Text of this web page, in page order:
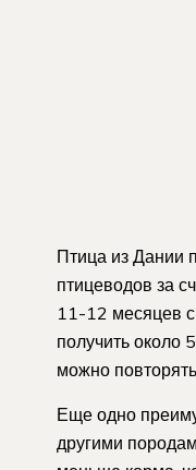
Птица из Дании
птицеводов за
11-12 месяцев
получить около
можно
Еще одно
другими